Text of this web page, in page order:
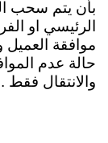
بأن يتم سحب
الرئيسي او
موافقة
حالة عدم
والانتقال فقط .